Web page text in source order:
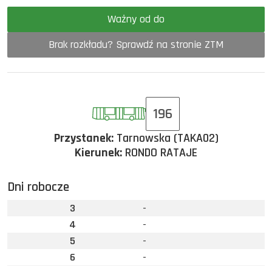
Ważny od do
Brak rozkładu? Sprawdź na stronie ZTM
196
Przystanek:Tarnowska (TAKA02)
Kierunek: RONDO RATAJE
Dni robocze
3
-
4
-
5
-
6
-